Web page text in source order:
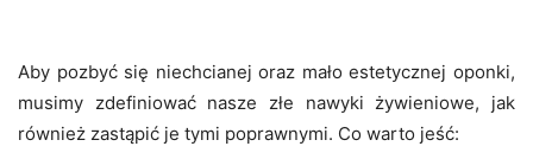
Aby pozbyć się niechcianej oraz mało estetycznej oponki,
musimy zdefiniować nasze złe nawyki żywieniowe, jak
również zastąpić je tymi poprawnymi. Co warto jeść: